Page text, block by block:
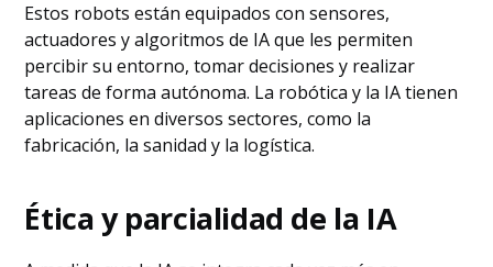
Estos robots están equipados con sensores,
actuadores y algoritmos de IA que les permiten
percibir su entorno, tomar decisiones y realizar
tareas de forma autónoma. La robótica y la IA tienen
aplicaciones en diversos sectores, como la
fabricación, la sanidad y la logística.
Ética y parcialidad de la IA